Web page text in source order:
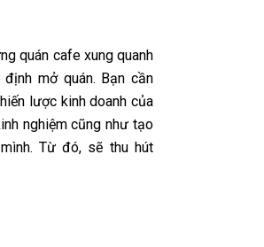
quán cafe xung quanh
mở quán. Bạn cần
lược kinh doanh của
nghiệm cũng như tạo
Từ đó, sẽ thu hút